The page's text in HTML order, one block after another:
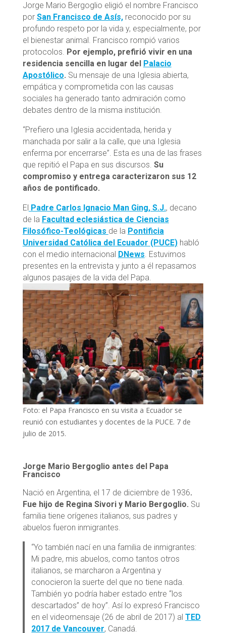
Jorge Mario Bergoglio eligió el nombre Francisco
por San Francisco de Asís,reconocido por su
profundo respeto por la vida y, especialmente, por
el bienestar animal. Francisco rompió varios
protocolos. Por ejemplo, prefirió vivir en una
residencia sencilla en lugar del
Palacio
Apostólico. Su mensaje de una Iglesia abierta,
empática y comprometida con las causas
sociales ha generado tanto admiración como
debates dentro de la misma institución.
“Prefiero una Iglesia accidentada, herida y
manchada por salir a la calle, que una Iglesia
enferma por encerrarse”. Esta es una de las frases
que repitió el Papa en sus discursos. Su
compromiso y entrega caracterizaron sus 12
años de pontificado.
El Padre Carlos Ignacio Man Ging, S.J., decano
de la Facultad eclesiástica de Ciencias
Filosófico-Teológicas de la Pontificia
Universidad Católica del Ecuador (PUCE)habló
con el medio internacional DNews. Estuvimos
presentes en la entrevista y junto a él repasamos
algunos pasajes de la vida del Papa.
Foto: el Papa Francisco en su visita a Ecuador se
reunió con estudiantes y docentes de la PUCE. 7 de
julio de 2015.
Jorge Mario Bergoglio antes del Papa
Francisco
Nació en Argentina, el 17 de diciembre de 1936.
Fue hijo de Regina Sivori y Mario Bergoglio. Su
familia tiene orígenes italianos, sus padres y
abuelos fueron inmigrantes.
“Yo también nací en una familia de inmigrantes:
Mi padre, mis abuelos, como tantos otros
italianos, se marcharon a Argentina y
conocieron la suerte del que no tiene nada.
También yo podría haber estado entre “los
descartados” de hoy”. Así lo expresó Francisco
en el videomensaje (26 de abril de 2017) alTED
2017 de Vancouver, Canadá.